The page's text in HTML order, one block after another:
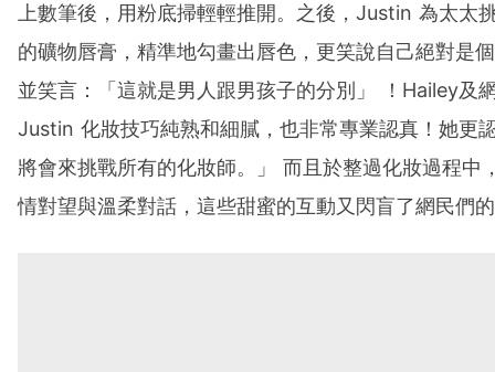
上數筆後，用粉底掃輕輕推開。之後，Justin 為太太
的礦物唇膏，精準地勾畫出唇色，更笑說自己絕對是
並笑言：「這就是男人跟男孩子的分別」 ！Hailey及
Justin 化妝技巧純熟和細膩，也非常專業認真！她更
將會來挑戰所有的化妝師。」 而且於整過化妝過程中
情對望與溫柔對話，這些甜蜜的互動又閃盲了網民們